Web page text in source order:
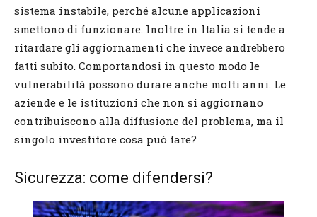
sistema instabile, perché alcune applicazioni
smettono di funzionare. Inoltre in Italia si tende a
ritardare gli aggiornamenti che invece andrebbero
fatti subito. Comportandosi in questo modo le
vulnerabilità possono durare anche molti anni. Le
aziende e le istituzioni che non si aggiornano
contribuiscono alla diffusione del problema, ma il
singolo investitore cosa può fare?
Sicurezza: come difendersi?